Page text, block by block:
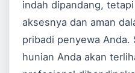
indah dipandang,
aksesnya dan aman
pribadi penyewa Anda.
hunian Anda akan